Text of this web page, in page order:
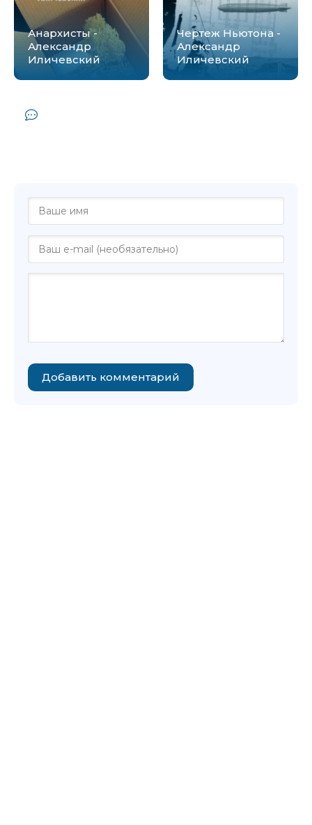
Анархисты -
Александр
Иличевский
Чертеж Ньютона -
Александр
Иличевский
Добавить комментарий